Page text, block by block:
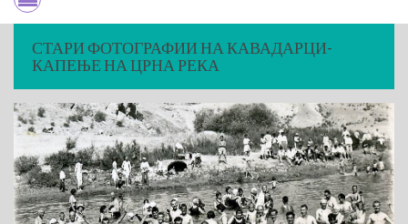
СТАРИ ФОТОГРАФИИ НА КАВАДАРЦИ-
КАПЕЊЕ НА ЦРНА РЕКА